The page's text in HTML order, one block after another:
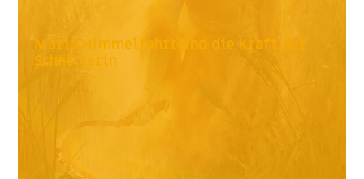
Maria Himmelfahrt und die Kraft der
Schnitterin